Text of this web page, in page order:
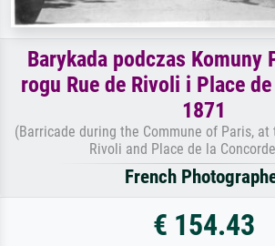
Barykada podczas Komuny
rogu Rue de Rivoli i Place
1871
(Barricade during the Commune of Paris, at
Rivoli and Place de la
French
€ 154.43